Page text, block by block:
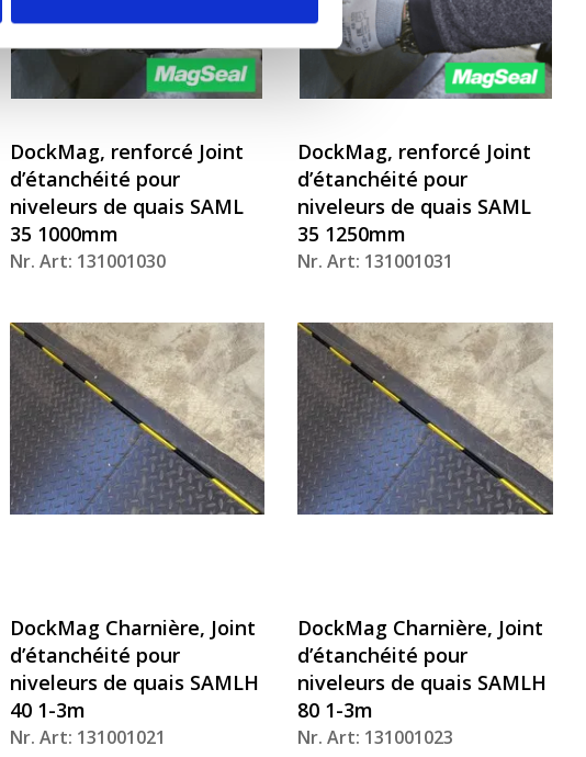
DockMag, renforcé Joint
d’étanchéité pour
niveleurs de quais SAML
35 1000mm
Nr. Art: 131001030
DockMag, renforcé Joint
d’étanchéité pour
niveleurs de quais SAML
35 1250mm
Nr. Art: 131001031
DockMag Charnière, Joint
d’étanchéité pour
niveleurs de quais SAMLH
40 1-3m
Nr. Art: 131001021
DockMag Charnière, Joint
d’étanchéité pour
niveleurs de quais SAMLH
80 1-3m
Nr. Art: 131001023